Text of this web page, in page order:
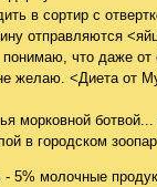
в сортир с
отправляются
что даже от
желаю. <Диета от
морковной
в городском
- 5% молочные